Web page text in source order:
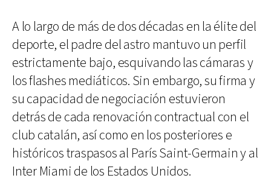
A lo largo de más de dos décadas en la élite del
deporte, el padre del astro mantuvo un perfil
estrictamente bajo, esquivando las cámaras y
los flashes mediáticos. Sin embargo, su firma y
su capacidad de negociación estuvieron
detrás de cada renovación contractual con el
club catalán, así como en los posteriores e
históricos traspasos al París Saint-Germain y al
Inter Miami de los Estados Unidos.